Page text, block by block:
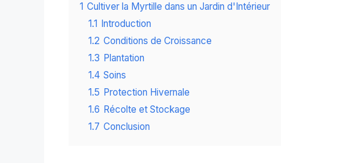
1 Cultiver la Myrtille dans un Jardin d'Intérieur
1.1
Introduction
1.2 Conditions de Croissance
1.3 Plantation
1.4 Soins
1.5 Protection Hivernale
1.6 Récolte et Stockage
1.7 Conclusion